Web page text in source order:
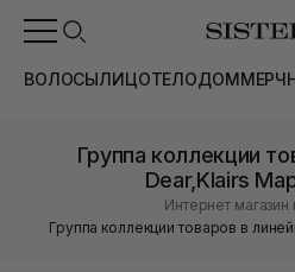
ВОЛОСЫЛИЦОТЕЛОДОММЕРЧ
Группа коллекции
Dear,Klairs
Интернет магазин
Группа коллекции товаров в